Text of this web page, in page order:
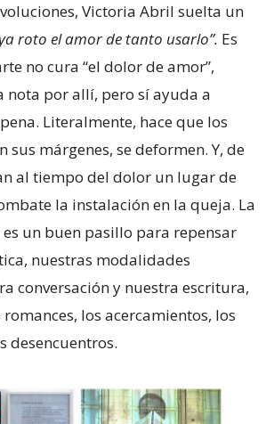
Victoria Abril suelta un
roto el amor de tanto usarlo”. Es
no cura “el dolor de amor”,
nota por allí, pero sí ayuda a
Literalmente, hace que los
sus márgenes, se deformen. Y, de
al tiempo del dolor un lugar de
la instalación en la queja. La
un buen pasillo para repensar
nuestras modalidades
conversación y nuestra escritura,
los acercamientos, los
desencuentros.